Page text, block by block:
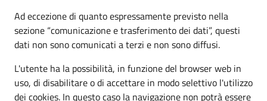
Ad eccezione di quanto espressamente previsto nella
sezione “comunicazione e trasferimento dei dati”, questi
dati non sono comunicati a terzi e non sono diffusi.
L'utente ha la possibilità, in funzione del browser web in
uso, di disabilitare o di accettare in modo selettivo l'utilizzo
dei cookies. In questo caso la navigazione non potrà essere